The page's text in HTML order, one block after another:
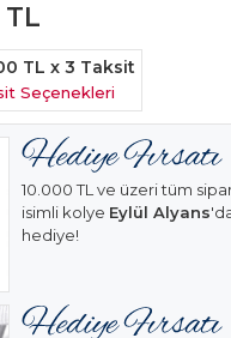
TL
TL x 3 Taksit
Seçenekleri
10.000 TL ve üzeri tüm
isimli kolye Eylül Alyans
hediye!